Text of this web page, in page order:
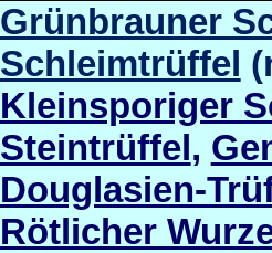
Grünbrauner
Schleimtrüffel
Kleinsporiger
Steintrüffel,
Douglasien-
Rötlicher